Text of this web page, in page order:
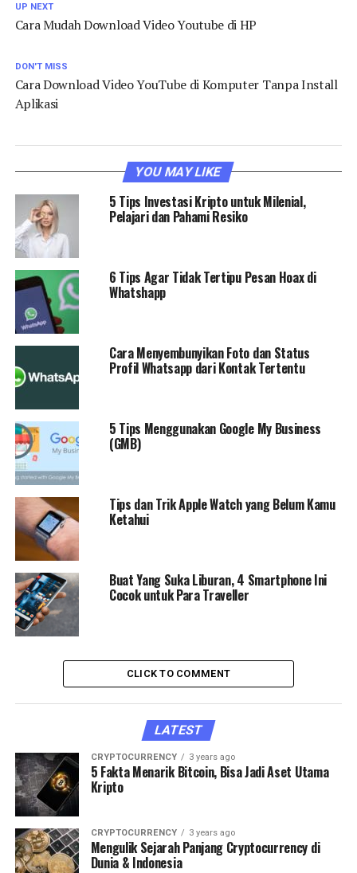
UP NEXT
Cara Mudah Download Video Youtube di HP
DON'T MISS
Cara Download Video YouTube di Komputer Tanpa Install
Aplikasi
YOU MAY LIKE
5 Tips Investasi Kripto untuk Milenial,
Pelajari dan Pahami Resiko
6 Tips Agar Tidak Tertipu Pesan Hoax di
Whatshapp
Cara Menyembunyikan Foto dan Status
Profil Whatsapp dari Kontak Tertentu
5 Tips Menggunakan Google My Business
(GMB)
Tips dan Trik Apple Watch yang Belum Kamu
Ketahui
Buat Yang Suka Liburan, 4 Smartphone Ini
Cocok untuk Para Traveller
CLICK TO COMMENT
LATEST
CRYPTOCURRENCY 3 years ago
5 Fakta Menarik Bitcoin, Bisa Jadi Aset Utama
Kripto
CRYPTOCURRENCY 3 years ago
Mengulik Sejarah Panjang Cryptocurrency di
Dunia & Indonesia